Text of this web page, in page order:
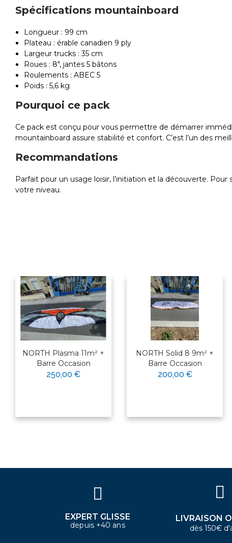
Spécifications mountainboard
Longueur : 99 cm
Plateau : érable canadien 9 ply
Largeur trucks : 35 cm
Roues : 8″, jantes 5 bâtons
Roulements : ABEC 5
Poids : 5,6 kg
Pourquoi ce pack
Ce pack est conçu pour vous permettre de démarrer
mountainboard assure stabilité et confort. C’est l’un des
Recommandations
Parfait pour un usage loisir, l’initiation et la découverte.
votre niveau.
NORTH Plasma 11m² +
Barre Occasion
250,00 €
NORTH Solid 8 9m² +
Barre Occasion
200,00 €
Bonjour ! Je suis votre expert
EXPERT GLISSE
depuis +40 ans
LIVRAISON
dès 150€